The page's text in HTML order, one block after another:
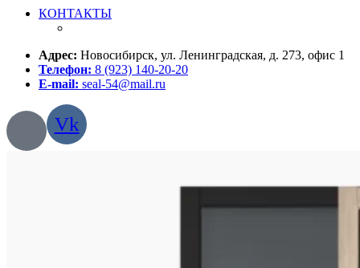
КОНТАКТЫ
Адрес: Новосибирск, ул. Ленинградская, д. 273, офис 1
Телефон: 8 (923) 140-20-20
E-mail: seal-54@mail.ru
Vk